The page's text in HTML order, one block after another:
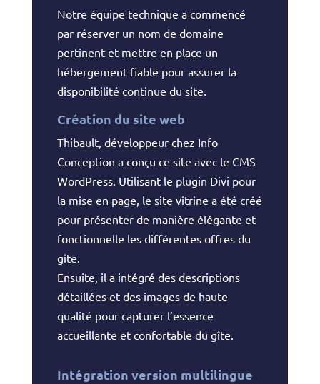
Notre équipe technique a commencé
par réserver un nom de domaine
pertinent et mettre en place un
hébergement fiable pour assurer la
disponibilité continue du site.
Création du site web
Thibault, développeur chez Info
Conception a conçu ce site avec le CMS
WordPress. Utilisant le plugin Divi pour
la mise en page, le site vitrine a été créé
pour présenter de manière élégante et
fonctionnelle les différentes offres du
gîte.
Ensuite, il a intégré des descriptions
détaillées et des images de haute
qualité pour capturer l’essence
accueillante et confortable du gîte.
Intégration version multilingue